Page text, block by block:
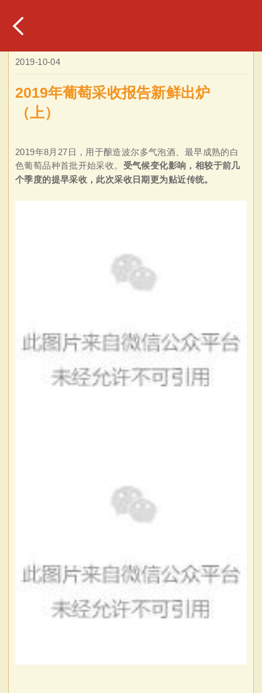
2019-10-04
2019年葡萄采收报告新鲜出炉
（上）
2019年8月27日，用于酿造波尔多气泡酒、最早成熟的白
色葡萄品种首批开始采收。 受气候变化影响，相较于前几
个季度的提早采收，此次采收日期更为贴近传统。